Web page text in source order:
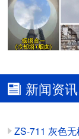
志盛防腐：破
一”腐蚀难题
新闻资讯
ZS-711 灰色